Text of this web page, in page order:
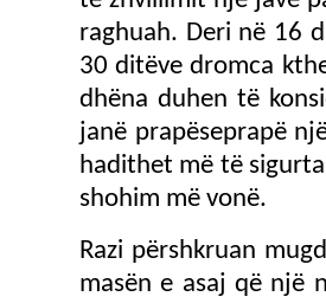
raghuah. Deri në 16
30 ditëve dromca
dhëna duhen të
janë prapëseprapë
hadithet më të
shohim më vonë.
Razi përshkruan
masën e asaj që një